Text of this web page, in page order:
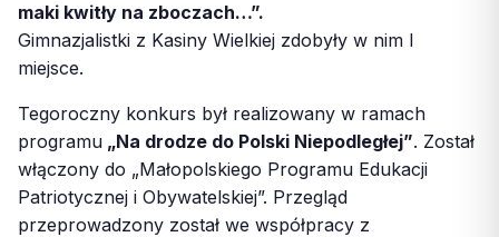
maki kwitły na zboczach…”.
Gimnazjalistki z Kasiny Wielkiej zdobyły w nim I
miejsce.
Tegoroczny konkurs był realizowany w ramach
programu „Na drodze do Polski Niepodległej”. Został
włączony do „Małopolskiego Programu Edukacji
Patriotycznej i Obywatelskiej”. Przegląd
przeprowadzony został we współpracy z